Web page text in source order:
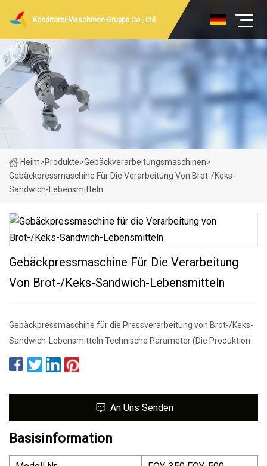
Konditorei-Maschinen-Gruppe Co., Ltd
Heim>Produkte>Gebäckverarbeitungsmaschinen>
Gebäckpressmaschine Für Die Verarbeitung Von Brot-/Keks-
Sandwich-Lebensmitteln
Gebäckpressmaschine Für Die Verarbeitung
Von Brot-/Keks-Sandwich-Lebensmitteln
Gebäckpressmaschine für die Pressverarbeitung von Brot-/Keks-
Sandwich-Lebensmitteln Technische Parameter (Die Produktion
An Uns Senden
Basisinformation